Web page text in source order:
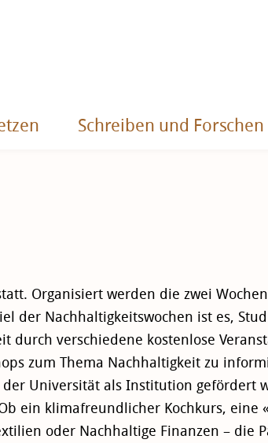
Schreiben und Forschen
Organisiert werden die zwei
der Nachhaltigkeitswochen ist es,
verschiedene kostenlose
zum Thema Nachhaltigkeit zu
Universität als Institution gefördert
ein klimafreundlicher Kochkurs, eine
oder Nachhaltige Finanzen – die